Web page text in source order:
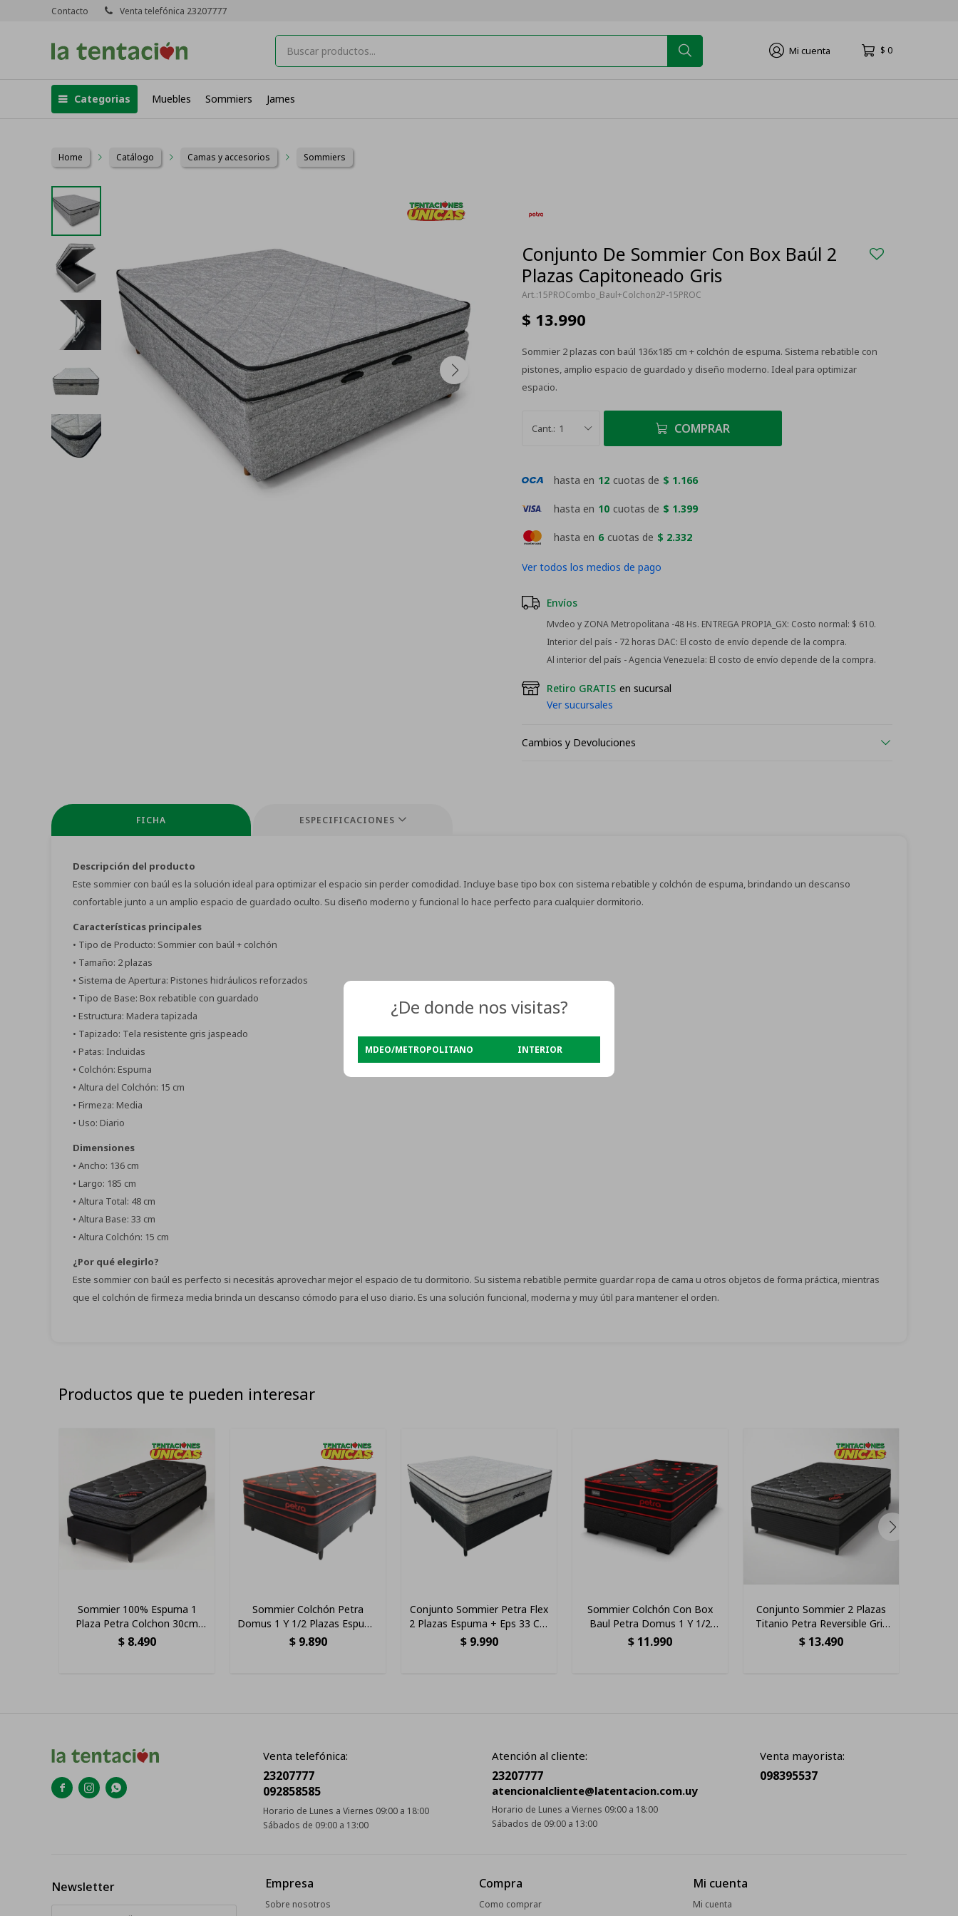
Categorias Muebles Sommiers James
$ 0
Contacto Venta telefónica 23207777
Home Catálogo Camas y accesorios Sommiers
Conjunto De Sommier Con Box Baúl 2
Plazas Capitoneado Gris
15PROCombo_Baul+Colchon2P-15PROC
$ 13.990
Sommier 2 plazas con baúl 136x185 cm + colchón de espuma. Sistema rebatible con
pistones, amplio espacio de guardado y diseño moderno. Ideal para optimizar
espacio.
1 COMPRAR
hasta en 6 cuotas de $ 2.332
hasta en 12 cuotas de $ 1.166
hasta en 10 cuotas de $ 1.399
Ver todos los medios de pago
Envíos
Mvdeo y ZONA Metropolitana -48 Hs. ENTREGA PROPIA_GX: Costo normal: $ 610.
Interior del país - 72 horas DAC: El costo de envío depende de la compra.
Al interior del país - Agencia Venezuela: El costo de envío depende de la compra.
Retiro GRATIS en sucursal
Ver sucursales
Cambios y Devoluciones
FICHA ESPECIFICACIONES
Descripción del producto
Este sommier con baúl es la solución ideal para optimizar el espacio sin perder comodidad. Incluye base tipo box con sistema rebatible y colchón de espuma, brindando un descanso
confortable junto a un amplio espacio de guardado oculto. Su diseño moderno y funcional lo hace perfecto para cualquier dormitorio.
Características principales
• Tipo de Producto: Sommier con baúl + colchón
• Tamaño: 2 plazas
• Sistema de Apertura: Pistones hidráulicos reforzados
• Tipo de Base: Box rebatible con guardado
• Estructura: Madera tapizada
• Tapizado: Tela resistente gris jaspeado
• Patas: Incluidas
• Colchón: Espuma
• Altura del Colchón: 15 cm
• Firmeza: Media
• Uso: Diario
Dimensiones
• Ancho: 136 cm
• Largo: 185 cm
• Altura Total: 48 cm
• Altura Base: 33 cm
• Altura Colchón: 15 cm
¿Por qué elegirlo?
Este sommier con baúl es perfecto si necesitás aprovechar mejor el espacio de tu dormitorio. Su sistema rebatible permite guardar ropa de cama u otros objetos de forma práctica, mientras
que el colchón de firmeza media brinda un descanso cómodo para el uso diario. Es una solución funcional, moderna y muy útil para mantener el orden.
Productos que te pueden interesar
Sommier 100% Espuma 1
Plaza Petra Colchon 30cm
Alto 150 Kg
$ 8.490
Sommier Colchón Petra
Domus 1 Y 1/2 Plazas Espuma
De Alta Densidad Reversible
$ 9.890
Conjunto Sommier Petra Flex
2 Plazas Espuma + Eps 33 Cm
De Altura Soporta 150kg
$ 9.990
Sommier Colchón Con Box
Baul Petra Domus 1 Y 1/2
Plazas Espuma De Alta
$ 11.990
Conjunto Sommier 2 Plazas
Titanio Petra Reversible Gris
Oscuro
$ 13.490
  
Venta telefónica:
23207777
092858585
Horario de Lunes a Viernes 09:00 a 18:00
Sábados de 09:00 a 13:00
Atención al cliente:
23207777
atencionalcliente@latentacion.com.uy
Horario de Lunes a Viernes 09:00 a 18:00
Sábados de 09:00 a 13:00
Venta mayorista:
098395537
Empresa
Sobre nosotros
Compra
Como comprar
Mi cuenta
Mi cuenta
Newsletter
¿De donde nos visitas?
MDEO/METROPOLITANO INTERIOR